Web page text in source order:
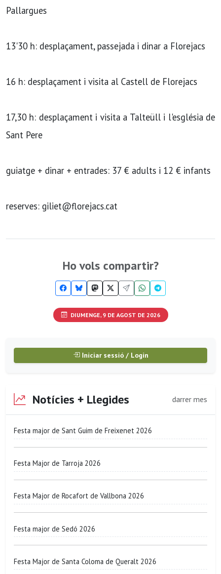
Pallargues
13'30 h: desplaçament, passejada i dinar a Florejacs
16 h: desplaçament i visita al Castell de Florejacs
17,30 h: desplaçament i visita a Talteüll i l'església de
Sant Pere
guiatge + dinar + entrades: 37 € adults i 12 € infants
reserves: giliet@florejacs.cat
Ho vols compartir?
DIUMENGE, 9 DE AGOST DE 2026
Iniciar sessió / Login
Notícies + Llegides darrer mes
Festa major de Sant Guim de Freixenet 2026
Festa Major de Tarroja 2026
Festa Major de Rocafort de Vallbona 2026
Festa major de Sedó 2026
Festa Major de Santa Coloma de Queralt 2026